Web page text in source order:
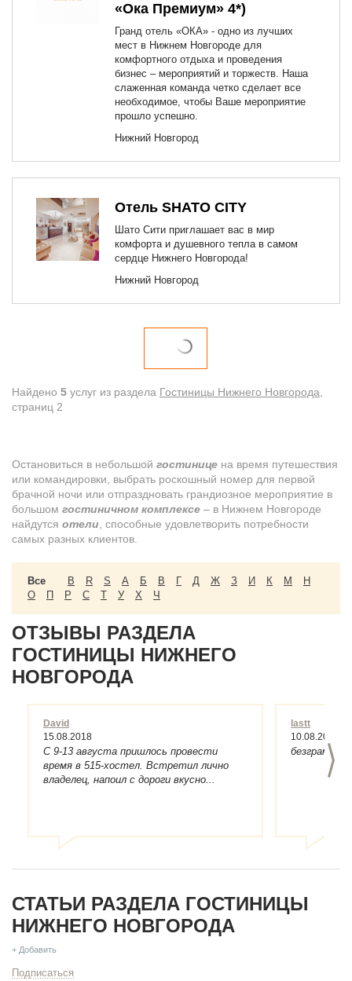
«Ока Премиум» 4*)
Гранд отель «ОКА» - одно из лучших
мест в Нижнем Новгороде для
комфортного отдыха и проведения
бизнес – мероприятий и торжеств. Наша
слаженная команда четко сделает все
необходимое, чтобы Ваше мероприятие
прошло успешно.
Нижний Новгород
Отель SHATO CITY
Шато Сити приглашает вас в мир
комфорта и душевного тепла в самом
сердце Нижнего Новгорода!
Нижний Новгород
Найдено 5 услуг из раздела Гостиницы Нижнего Новгорода
cтраниц 2
Остановиться в небольшой гостинице на время путешествия
или командировки, выбрать роскошный номер для первой
брачной ночи или отпраздновать грандиозное мероприятие в
большом гостиничном комплексе – в Нижнем Новгороде
найдутся отели , способные удовлетворить потребности
самых разных клиентов.
Все B R S А Б В Г Д Ж З И К М
Н
О
П Р С Т У Х Ч
ОТЗЫВЫ РАЗДЕЛА
ГОСТИНИЦЫ НИЖНЕГО
НОВГОРОДА
>
David
15.08.2018
С 9-13 августа пришлось провести
время в 515-хостел. Встретил лично
владелец, напоил с дороги вкусно...
lastt
10.08.2018
СТАТЬИ РАЗДЕЛА ГОСТИНИЦЫ
НИЖНЕГО НОВГОРОДА
+ Добавить
Подписаться